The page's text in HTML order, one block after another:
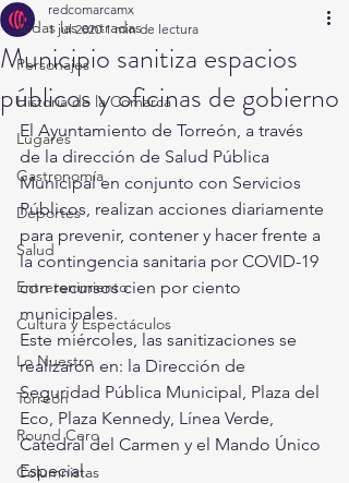
Todas las entradas
Personajes
Historia de la Comarca
Lugares
Gastronomía
Deportes
Salud
Entretenimiento
Cultura y Espectáculos
Lo Nuestro
Torreón
Round Cero
Columnistas
Municipio sanitiza espacios
públicos y oficinas de gobierno
redcomarcamx
1 jul 2020 1 min de lectura
El Ayuntamiento de Torreón, a través
de la dirección de Salud Pública
Municipal en conjunto con Servicios
Públicos, realizan acciones diariamente
para prevenir, contener y hacer frente a
la contingencia sanitaria por COVID-19
con recursos cien por ciento
municipales.
Este miércoles, las sanitizaciones se
realizaron en: la Dirección de
Seguridad Pública Municipal, Plaza del
Eco, Plaza Kennedy, Línea Verde,
Catedral del Carmen y el Mando Único
Especial.